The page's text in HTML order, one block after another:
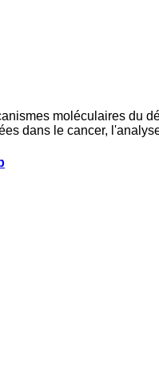
moléculaires du
dans le cancer,